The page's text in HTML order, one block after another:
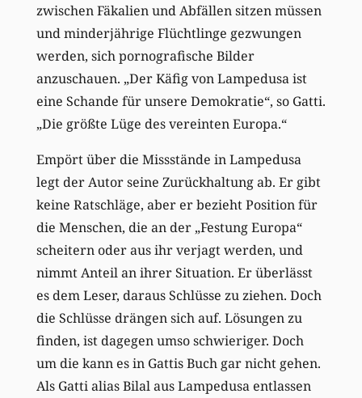
zwischen Fäkalien und Abfällen sitzen müssen
und minderjährige Flüchtlinge gezwungen
werden, sich pornografische Bilder
anzuschauen. „Der Käfig von Lampedusa ist
eine Schande für unsere Demokratie“, so Gatti.
„Die größte Lüge des vereinten Europa.“
Empört über die Missstände in Lampedusa
legt der Autor seine Zurückhaltung ab. Er gibt
keine Ratschläge, aber er bezieht Position für
die Menschen, die an der „Festung Europa“
scheitern oder aus ihr verjagt werden, und
nimmt Anteil an ihrer Situation. Er überlässt
es dem Leser, daraus Schlüsse zu ziehen. Doch
die Schlüsse drängen sich auf. Lösungen zu
finden, ist dagegen umso schwieriger. Doch
um die kann es in Gattis Buch gar nicht gehen.
Als Gatti alias Bilal aus Lampedusa entlassen